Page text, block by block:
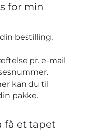
for min
bestilling,
pr. e-mail
kan du til
pakke.
få et tapet